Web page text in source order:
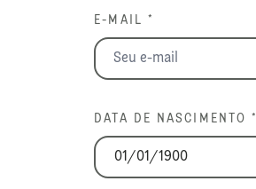
E-MAIL *
DATA DE NASCIMENTO *